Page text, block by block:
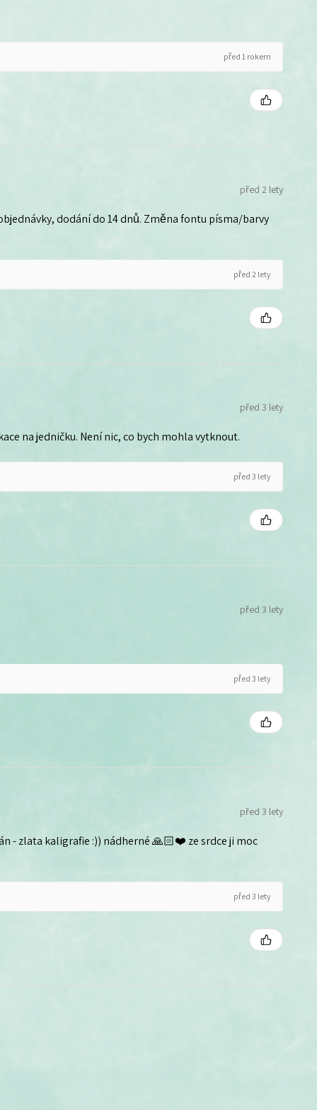
před 1 rokem
před 2 lety
dodání do 14 dnů. Změna fontu písma/barvy
před 2 lety
před 3 lety
na jedničku. Není nic, co bych mohla vytknout.
před 3 lety
před 3 lety
před 3 lety
před 3 lety
- zlata kaligrafie :)) nádherné 🙏🏻❤️ ze srdce ji moc
před 3 lety